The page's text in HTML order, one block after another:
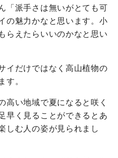
「派手さは無いがとても可
の魅力かなと思います。小
らえたらいいのかなと思い
イだけではなく高山植物の
す。
い地域で夏になると咲く
早く見ることができるとあ
しむ人の姿が見られまし